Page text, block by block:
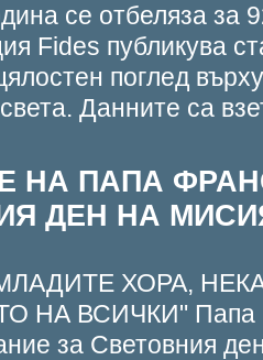
се отбеляза за
Fides публикува
поглед
Данните са
НА ПАПА
ДЕН НА
ХОРА,
НА ВСИЧКИ" Папа
за Световния